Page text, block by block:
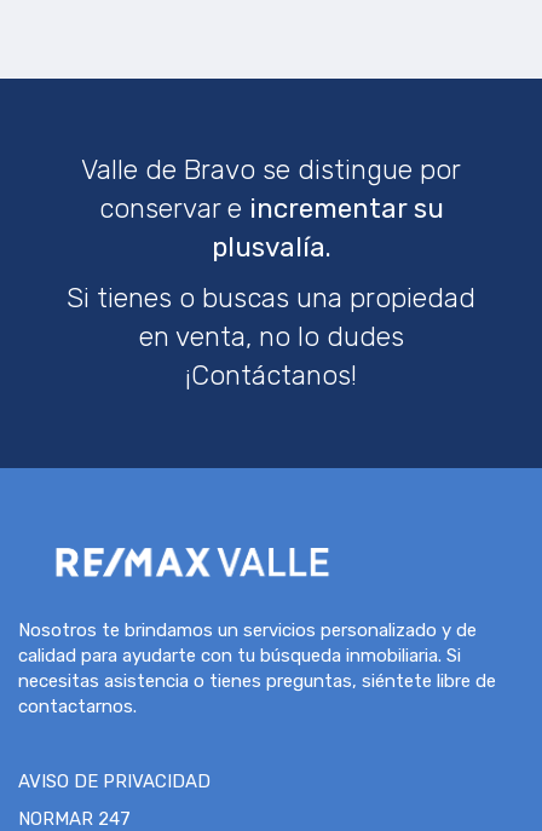
Valle de Bravo se distingue por
conservar e incrementar su
plusvalía.
Si tienes o buscas una propiedad
en venta, no lo dudes
¡Contáctanos!
Nosotros te brindamos un servicios personalizado y de
calidad para ayudarte con tu búsqueda inmobiliaria. Si
necesitas asistencia o tienes preguntas, siéntete libre de
contactarnos.
AVISO DE PRIVACIDAD
NORMAR 247